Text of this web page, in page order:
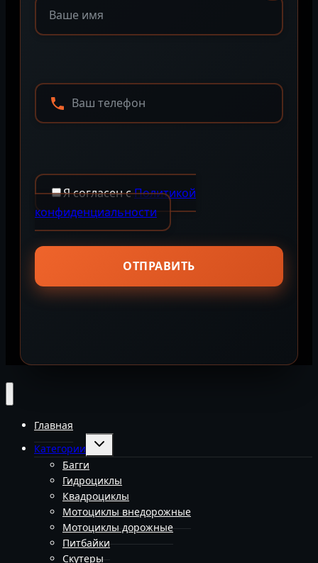
Я согласен сПолитикой
конфиденциальности
Главная
Категории
Переключить
дочернее
меню
Багги
Гидроциклы
Квадроциклы
Мотоциклы внедорожные
Мотоциклы дорожные
Питбайки
Скутеры